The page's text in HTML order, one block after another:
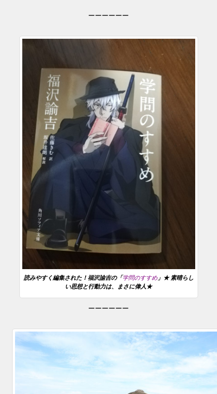
ーーーーーー
読みやすく編集された！福沢諭吉の「学問のすすめ」★ 素晴らし
い思想と行動力は、まさに偉人★
ーーーーーー